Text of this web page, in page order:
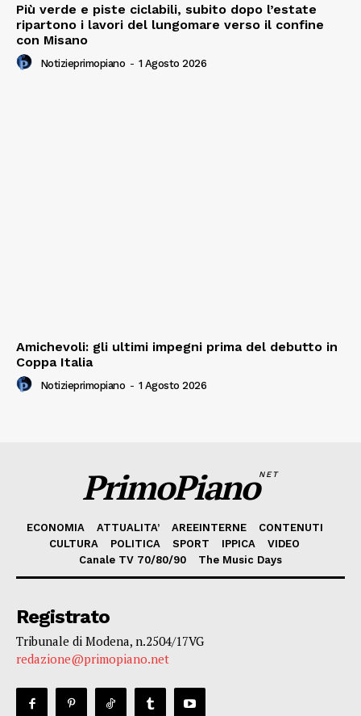
Più verde e piste ciclabili, subito dopo l’estate
ripartono i lavori del lungomare verso il confine
con Misano
Notizieprimopiano - 1 Agosto 2026
Amichevoli: gli ultimi impegni prima del debutto in
Coppa Italia
Notizieprimopiano - 1 Agosto 2026
PrimoPianoNET
ECONOMIA ATTUALITA’ AREEINTERNE
CONTENUTI
CULTURA
POLITICA SPORT IPPICA
VIDEO
Canale TV 70/80/90
The Music Days
Registrato
Tribunale di Modena, n.2504/17VG
redazione@primopiano.net